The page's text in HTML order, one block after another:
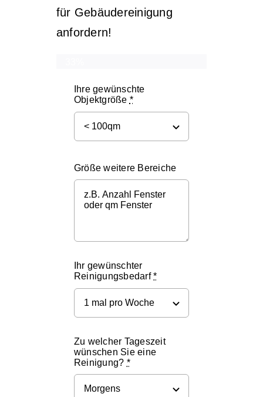
für Gebäudereinigung
anfordern!
Ihre gewünschte
Objektgröße *
Größe weitere Bereiche
Ihr gewünschter
Reinigungsbedarf*
Zu welcher Tageszeit
wünschen Sie eine
Reinigung? *